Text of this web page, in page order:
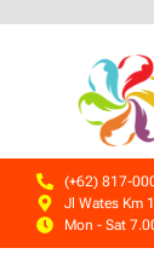
(+62) 817-
Jl Wates Km
Mon - Sat